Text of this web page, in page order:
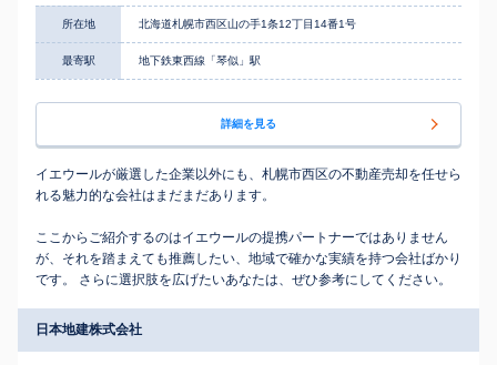
所在地 北海道札幌市西区山の手1条12丁目14番1号
最寄駅 地下鉄東西線「琴似」駅
詳細を見る
イエウールが厳選した企業以外にも、札幌市西区の不動産売却を任せら
れる魅力的な会社はまだまだあります。
ここからご紹介するのはイエウールの提携パートナーではありません
が、それを踏まえても推薦したい、地域で確かな実績を持つ会社ばかり
です。 さらに選択肢を広げたいあなたは、ぜひ参考にしてください。
日本地建株式会社